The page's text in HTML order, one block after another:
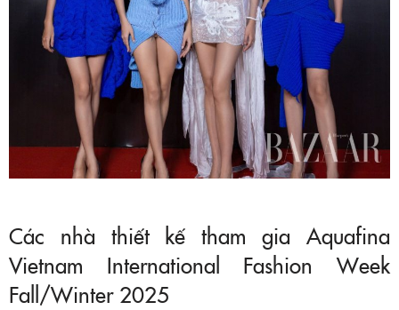
Các nhà thiết kế tham gia Aquafina
Vietnam International Fashion Week
Fall/Winter 2025